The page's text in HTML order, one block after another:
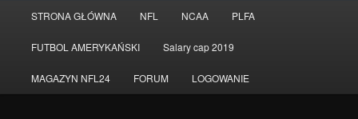
główne
Przeskocz
do
tekstu
Przeskocz
do
widgetów
STRONA GŁÓWNA NFL NCAA PLFA
FUTBOL AMERYKAŃSKI Salary cap 2019
MAGAZYN NFL24 FORUM LOGOWANIE